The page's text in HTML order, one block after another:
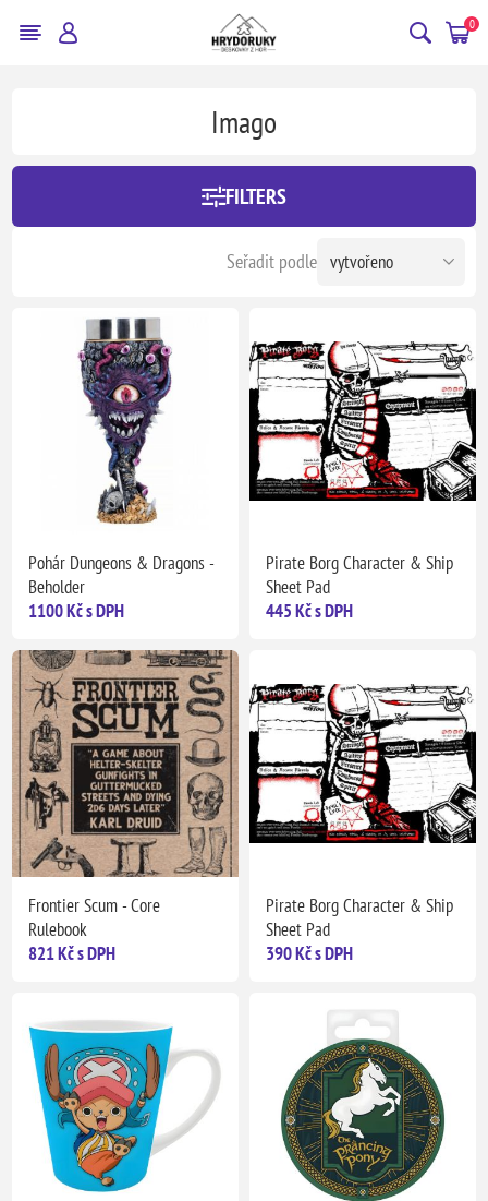
0
Imago
FILTERS
Seřadit podle
Pohár Dungeons & Dragons -
Beholder
1100 Kč s DPH
Pirate Borg Character & Ship
Sheet Pad
445 Kč s DPH
Frontier Scum - Core
Rulebook
821 Kč s DPH
Pirate Borg Character & Ship
Sheet Pad
390 Kč s DPH